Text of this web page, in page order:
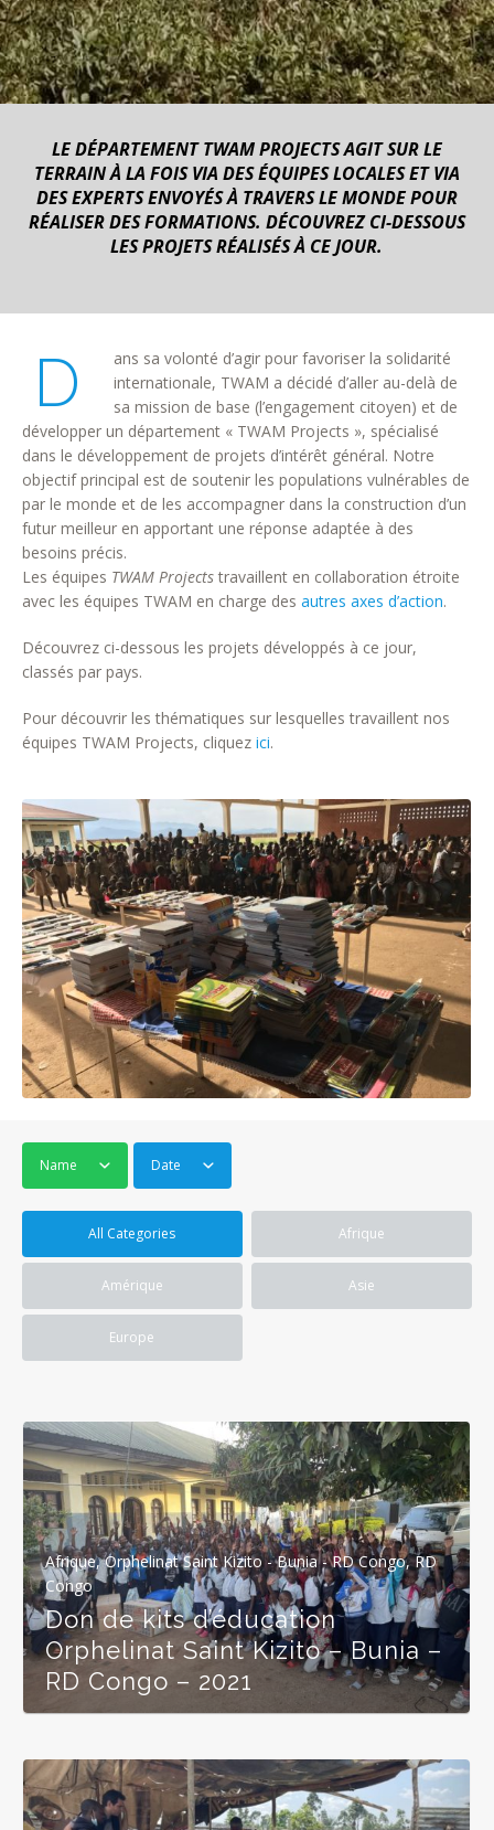
LE DÉPARTEMENT TWAM PROJECTS AGIT SUR LE
TERRAIN À LA FOIS VIA DES ÉQUIPES LOCALES ET VIA
DES EXPERTS ENVOYÉS À TRAVERS LE MONDE POUR
RÉALISER DES FORMATIONS. DÉCOUVREZ CI-DESSOUS
LES PROJETS RÉALISÉS À CE JOUR.
D
ans sa volonté d’agir pour favoriser la solidarité
internationale, TWAM a décidé d’aller au-delà de
sa mission de base (l’engagement citoyen) et de
développer un département « TWAM Projects », spécialisé
dans le développement de projets d’intérêt général. Notre
objectif principal est de soutenir les populations vulnérables de
par le monde et de les accompagner dans la construction d’un
futur meilleur en apportant une réponse adaptée à des
besoins précis.
Les équipes TWAM Projectstravaillent en collaboration étroite
avec les équipes TWAM en charge des autres axes d’action.
Découvrez ci-dessous les projets développés à ce jour,
classés par pays.
Pour découvrir les thématiques sur lesquelles travaillent nos
équipes TWAM Projects, cliquez ici.
Name Date
All Categories Afrique
Amérique Asie
Europe
Afrique,Orphelinat Saint Kizito - Bunia - RD Congo,RD
Congo
Don de kits d’éducation
Orphelinat Saint Kizito – Bunia –
RD Congo – 2021